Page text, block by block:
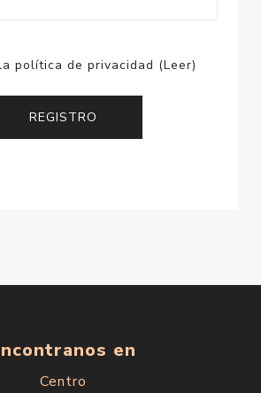
política de privacidad (Leer)
en
Centro